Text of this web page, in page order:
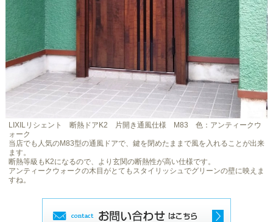
LIXILリシェント 断熱ドアK2 片開き通風仕様 M83 色：アンティークウ
ォーク
当店でも人気のM83型の通風ドアで、鍵を閉めたままで風を入れることが出来
ます。
断熱等級もK2になるので、より玄関の断熱性が高い仕様です。
アンティークウォークの木目がとてもスタイリッシュでグリーンの壁に映えま
すね。